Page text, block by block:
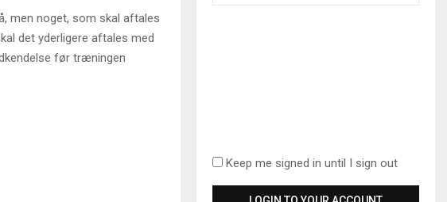
men noget, som skal aftales
det yderligere aftales med
før træningen
Keep me signed in until I sign out